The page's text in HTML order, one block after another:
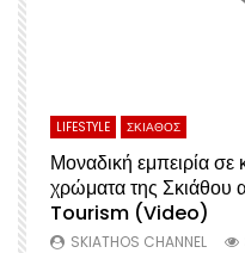
Watch Later
LIFESTYLE ΣΚΙΑΘΟΣ
Μοναδική εμπειρία σε
χρώματα της
Tourism (Video)
SKIATHOS CHANNEL